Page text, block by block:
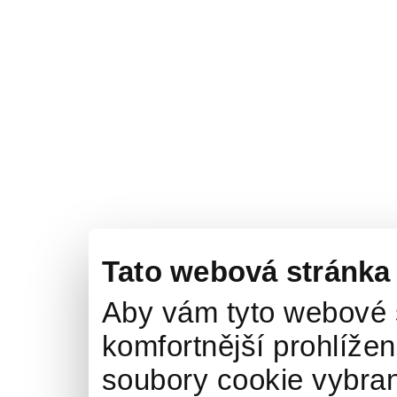
Tato webová
Aby vám tyto
komfortnější
soubory cookie